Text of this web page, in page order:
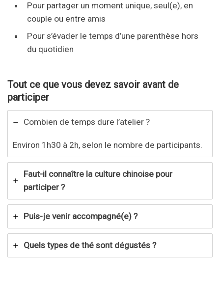
Pour partager un moment unique, seul(e), en
couple ou entre amis
Pour s’évader le temps d’une parenthèse hors
du quotidien
Tout ce que vous devez savoir avant de
participer
Combien de temps dure l’atelier ?
Environ 1h30 à 2h, selon le nombre de participants.
Faut-il connaître la culture chinoise pour
participer ?
Puis-je venir accompagné(e) ?
Quels types de thé sont dégustés ?